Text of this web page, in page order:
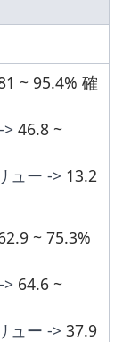
~ 95.4% 確
46.8 ~
ュー -> 13.2
~ 75.3%
64.6 ~
ュー -> 37.9